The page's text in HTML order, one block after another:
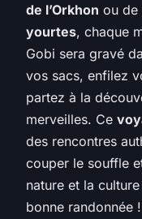
de l’Orkhon ou de
yourtes, chaque
Gobi sera gravé
vos sacs, enfilez
partez à la
merveilles. Ce
des rencontres
couper le souffle
nature et la
bonne randonnée !